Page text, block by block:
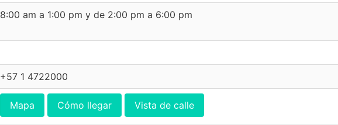
8:00 am a 1:00 pm y de 2:00 pm a 6:00 pm
+57 1 4722000
Mapa Cómo llegar Vista de calle